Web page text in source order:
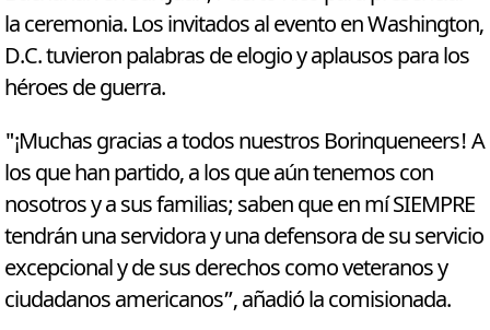
la ceremonia. Los invitados al evento en Washington,
D.C. tuvieron palabras de elogio y aplausos para los
héroes de guerra.
"¡Muchas gracias a todos nuestros Borinqueneers! A
los que han partido, a los que aún tenemos con
nosotros y a sus familias; saben que en mí SIEMPRE
tendrán una servidora y una defensora de su servicio
excepcional y de sus derechos como veteranos y
ciudadanos americanos”, añadió la comisionada.